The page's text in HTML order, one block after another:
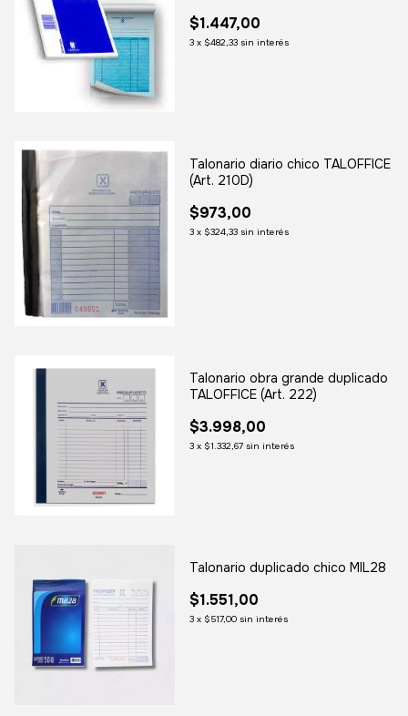
$1.447,00
3 x $482,33 sin interés
Talonario diario chico TALOFFICE
(Art. 210D)
$973,00
3 x $324,33 sin interés
Talonario obra grande duplicado
TALOFFICE (Art. 222)
$3.998,00
3 x $1.332,67 sin interés
Talonario duplicado chico MIL28
$1.551,00
3 x $517,00 sin interés